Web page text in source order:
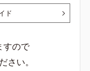
ド
すので
さい。